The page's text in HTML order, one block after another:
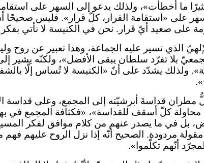
ما أخطأت»، ولذلك يدعو إلى السهر على
على «استقامة القرار، كلّ قرار». فليس صحيحًا
على صعيد أيّ قرار. نحن في الكنيسة لا نأتي
الذي تسير عليه الجماعة، وهذا تعبير عن
بلا تفرّد سلطان يبقى الأفضل»، ولكنّه يشير
يشدّد على أنّ «الكنيسة لا تُساس إلّا
مطران قداسةَ أبرشيّته إلى المجمع، وعلى قداسة
محاولة كلّ أسقف للقداسة»، «فكثافة المجمع في
بل في ما يصدر عنهم من كلام موافق لفكر
مردودة. الصحيح أنّه إذا نزل الروح عليهم
أنّهم تكلّموا».